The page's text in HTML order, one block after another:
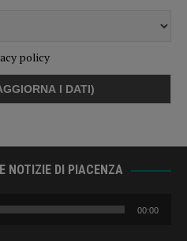
policy
NOTIZIE DI PIACENZA
00:00